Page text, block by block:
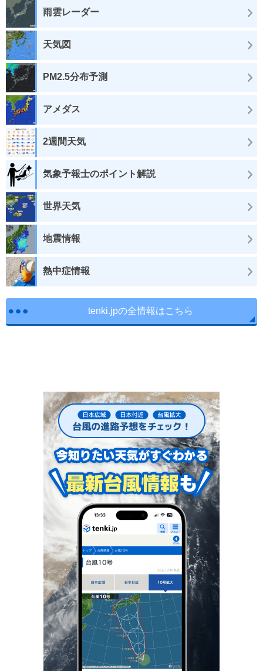
雨雲レーダー
天気図
PM2.5分布予測
アメダス
2週間天気
気象予報士のポイント解説
世界天気
地震情報
熱中症情報
tenki.jpの全情報はこちら